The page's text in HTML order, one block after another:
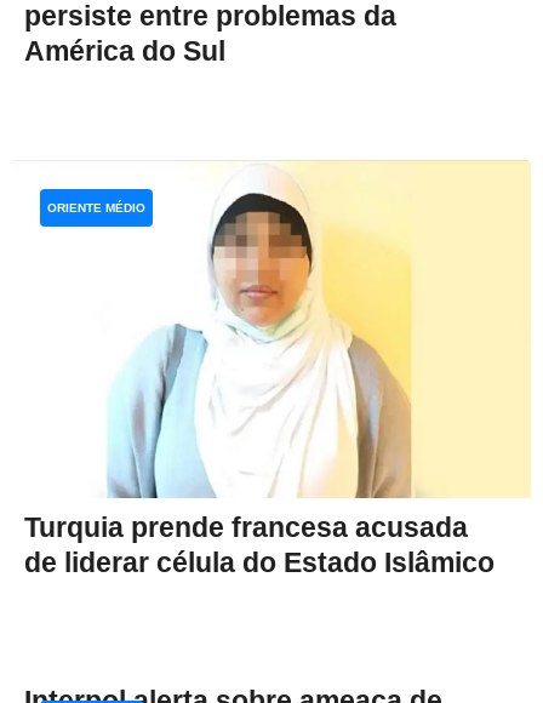
persiste entre problemas da
América do Sul
Turquia prende francesa acusada
de liderar célula do Estado Islâmico
ORIENTE MÉDIO